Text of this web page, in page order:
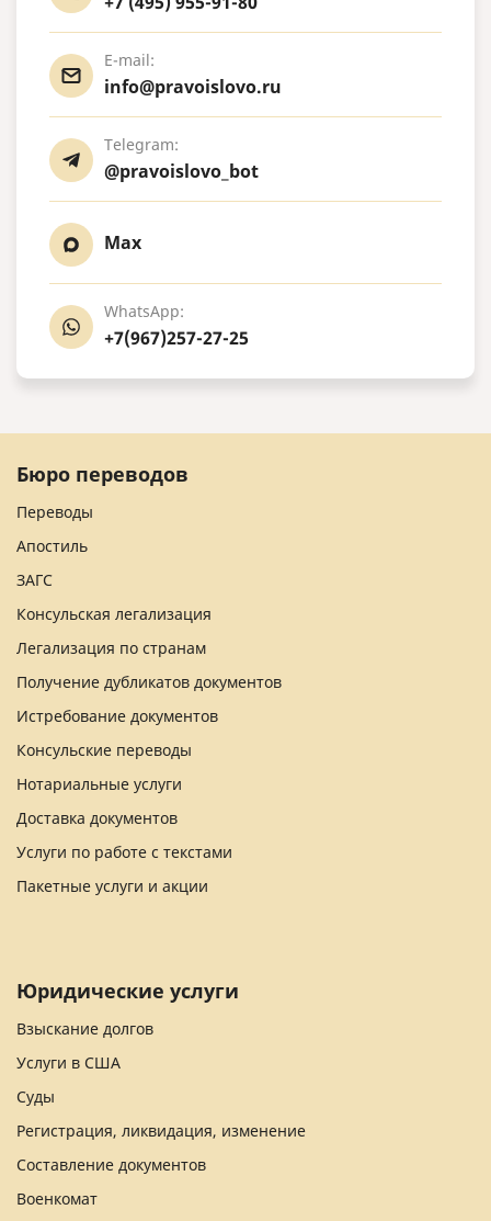
E-mail:
info@pravoislovo.ru
Telegram:
@pravoislovo_bot
Max
WhatsApp:
+7(967)257-27-25
Бюро переводов
Переводы
Апостиль
ЗАГС
Консульская легализация
Легализация по странам
Получение дубликатов документов
Истребование документов
Консульские переводы
Нотариальные услуги
Доставка документов
Услуги по работе с текстами
Пакетные услуги и акции
Юридические услуги
Взыскание долгов
Услуги в США
Суды
Регистрация, ликвидация, изменение
Составление документов
Военкомат